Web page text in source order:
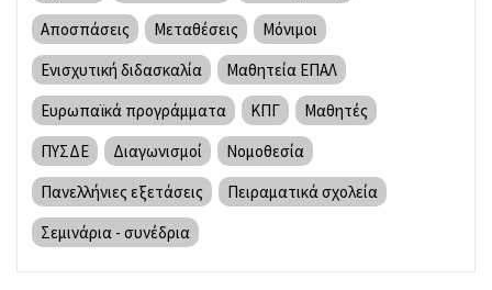
Αποσπάσεις
Μεταθέσεις
Μόνιμοι
Ενισχυτική διδασκαλία
Μαθητεία ΕΠΑΛ
Ευρωπαϊκά προγράμματα
ΚΠΓ
Μαθητές
ΠΥΣΔΕ
Διαγωνισμοί
Νομοθεσία
Πανελλήνιες εξετάσεις
Πειραματικά σχολεία
Σεμινάρια - συνέδρια